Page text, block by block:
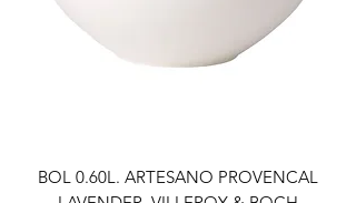
BOL 0.60L. ARTESANO PROVENCAL